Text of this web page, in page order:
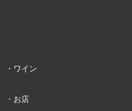
ワイン
お店